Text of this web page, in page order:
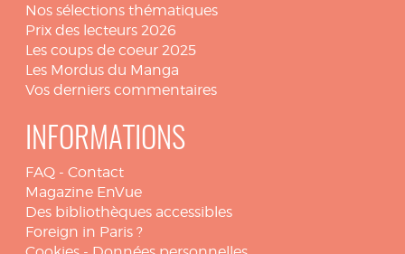
Nos sélections thématiques
Prix des lecteurs 2026
Les coups de coeur 2025
Les Mordus du Manga
Vos derniers commentaires
INFORMATIONS
FAQ - Contact
Magazine EnVue
Des bibliothèques accessibles
Foreign in Paris ?